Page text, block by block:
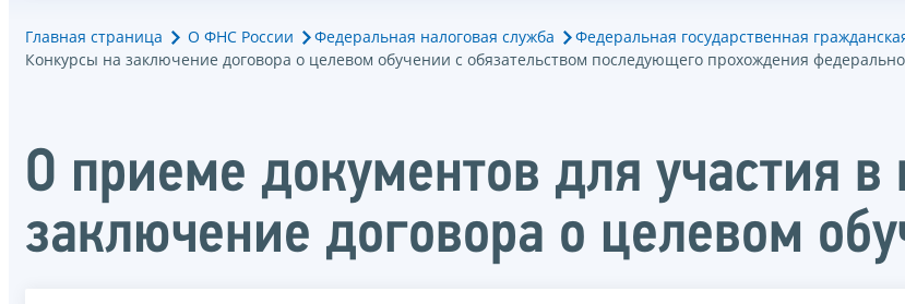
Главная страница О ФНС России Федеральная налоговая служба
Федеральная государственная
Конкурсы на заключение договора о целевом обучении с обязательством последующего прохождения
О приеме документов для участия в
заключение договора о целевом